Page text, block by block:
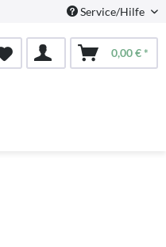
Service/Hilfe
0,00 € *